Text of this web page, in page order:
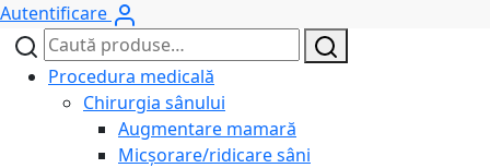
Autentificare
Caută
după:
Caută
Procedura medicală
Chirurgia sânului
Augmentare mamară
Micșorare/ridicare sâni